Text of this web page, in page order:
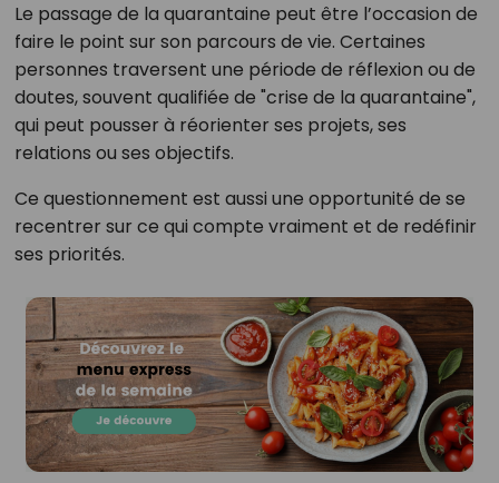
Le passage de la quarantaine peut être l’occasion de
faire le point sur son parcours de vie. Certaines
personnes traversent une période de réflexion ou de
doutes, souvent qualifiée de "crise de la quarantaine",
qui peut pousser à réorienter ses projets, ses
relations ou ses objectifs.
Ce questionnement est aussi une opportunité de se
recentrer sur ce qui compte vraiment et de redéfinir
ses priorités.